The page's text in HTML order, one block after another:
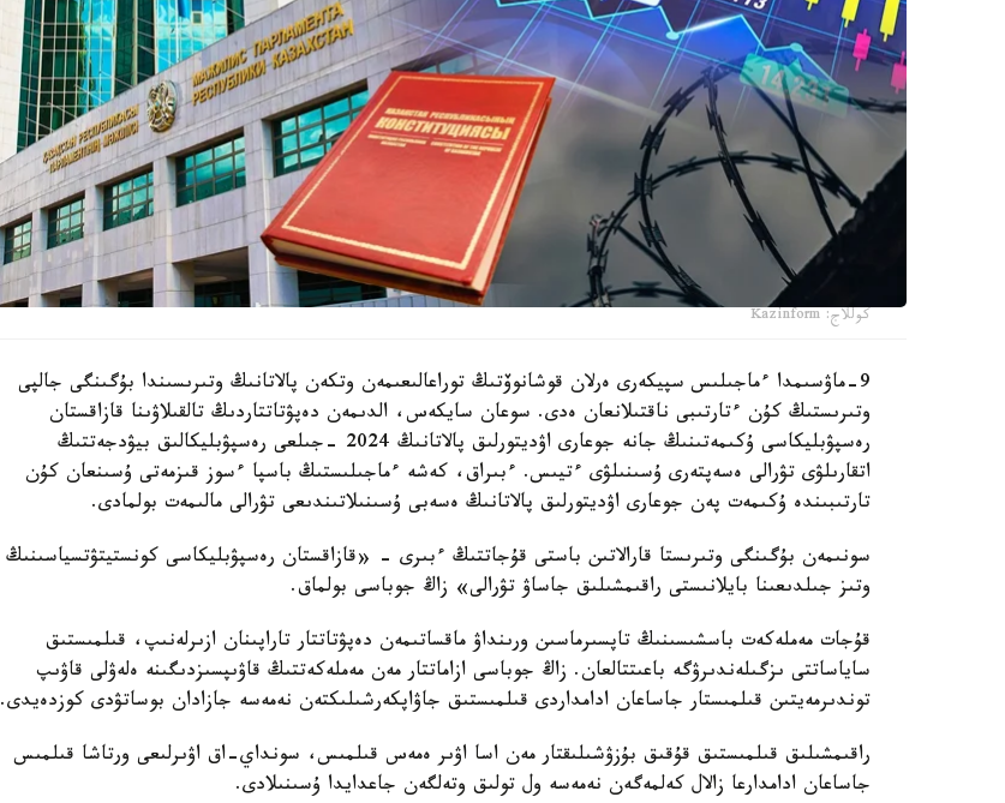
كوللاج: Kazinform
9-ماۋسىمدا ءماجىلىس سپيكەرى ەرلان قوشانوۆتىڭ توراعالىعىمەن وتكەن پالاتانىڭ وتىرىسىندا بۇگىنگى جالپى
وتىرىستىڭ كۇن ءتارتىبى ناقتىلانعان ەدى. سوعان سايكەس، الدىمەن دەپۋتاتتاردىڭ تالقىلاۋىنا قازاقستان
رەسپۋبليكاسى ۇكىمەتىنىڭ جانە جوعارى اۋديتورلىق پالاتانىڭ 2024 -جىلعى رەسپۋبليكالىق بيۋدجەتتىڭ
اتقارىلۋى تۋرالى ەسەپتەرى ۇسىنىلۋى ءتيىس. ءبىراق، كەشە ءماجىلىستىڭ باسپا ءسوز قىزمەتى ۇسىنعان كۇن
تارتىبىندە ۇكىمەت پەن جوعارى اۋديتورلىق پالاتانىڭ ەسەبى ۇسىنىلاتىندىعى تۋرالى مالىمەت بولمادى.
سونىمەن بۇگىنگى وتىرىستا قارالاتىن باستى قۇجاتتىڭ ءبىرى - «قازاقستان رەسپۋبليكاسى كونستيتۋتسياسىنىڭ
وتىز جىلدىعىنا بايلانىستى راقىمشىلىق جاساۋ تۋرالى» زاڭ جوباسى بولماق.
قۇجات مەملەكەت باسشىسىنىڭ تاپسىرماسىن ورىنداۋ ماقساتىمەن دەپۋتاتتار تاراپىنان ازىرلەنىپ، قىلمىستىق
ساياساتتى ىزگىلەندىرۋگە باعىتتالعان. زاڭ جوباسى ازاماتتار مەن مەملەكەتتىڭ قاۋىپسىزدىگىنە ەلەۋلى قاۋىپ
توندىرمەيتىن قىلمىستار جاساعان ادامداردى قىلمىستىق جاۋاپكەرشىلىكتەن نەمەسە جازادان بوساتۋدى كوزدەيدى.
راقىمشىلىق قىلمىستىق قۇقىق بۇزۋشىلىقتار مەن اسا اۋىر ەمەس قىلمىس، سونداي-اق اۋىرلىعى ورتاشا قىلمىس
جاساعان ادامدارعا زالال كەلمەگەن نەمەسە ول تولىق وتەلگەن جاعدايدا ۇسىنىلادى.